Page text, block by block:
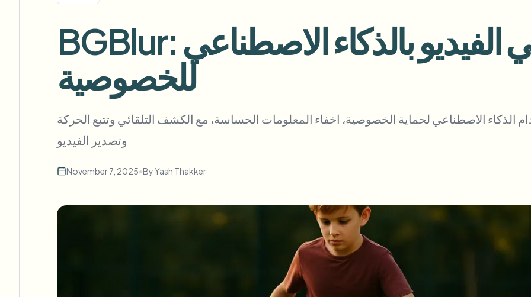
BETA
Ask questions and get AI
View All
Moto Vlogger
Streamer
Journalist
Government Agency
Advertising Agency
النظام البيئي
خط أنابيب إزالة الخلفية المخصص
BGBlur: تمويه كائنات في الفيديو بالذكاء الاصطناعي
للخصوصية
الذكاء الاصطناعي لحماية الخصوصية، اخفاء المعلومات الحساسة، مع الكشف التلقائي وتتبع الحركة
وتصدير الفيديو
November 7, 2025•ByYash Thakker